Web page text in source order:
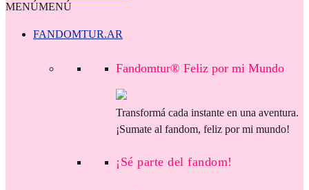
MENÚMENÚ
FANDOMTUR.AR
Fandomtur® Feliz por mi Mundo
Transformá cada instante en una aventura.
¡Sumate al fandom, feliz por mi mundo!
¡Sé parte del fandom!